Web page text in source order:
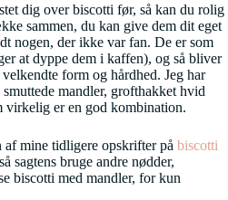
dig over biscotti før, så kan du rolig
sammen, du kan give dem dit eget
nogen, der ikke var fan. De er som
at dyppe dem i kaffen), og så bliver
form og hårdhed. Jeg har
mandler, grofthakket hvid
virkelig er en god kombination.
af mine tidligere opskrifter på biscotti
sagtens bruge andre nødder,
biscotti med mandler, for kun